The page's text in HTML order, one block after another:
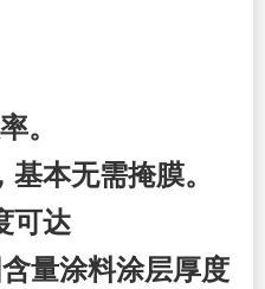
。
本无需掩膜。
可达
量涂料涂层厚度